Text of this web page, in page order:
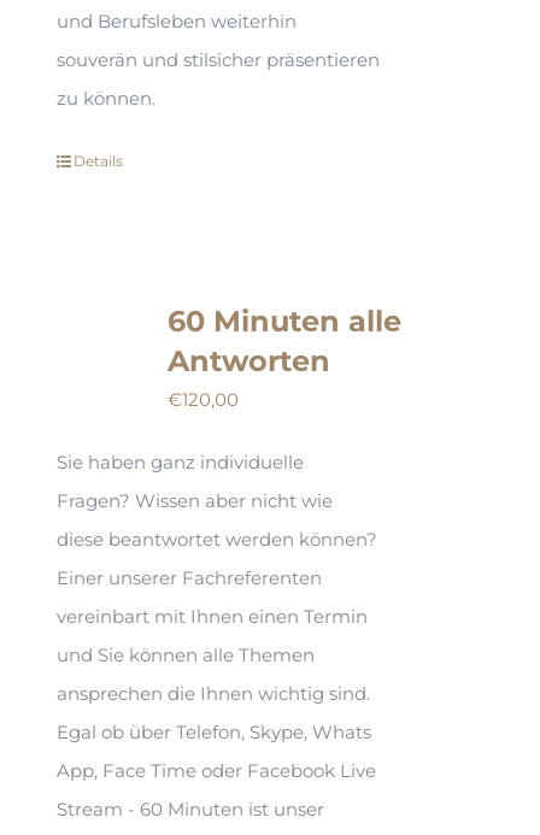
und Berufsleben weiterhin
souverän und stilsicher präsentieren
zu können.
Details
60 Minuten alle
Antworten
€120,00
Sie haben ganz individuelle
Fragen? Wissen aber nicht wie
diese beantwortet werden können?
Einer unserer Fachreferenten
vereinbart mit Ihnen einen Termin
und Sie können alle Themen
ansprechen die Ihnen wichtig sind.
Egal ob über Telefon, Skype, Whats
App, Face Time oder Facebook Live
Stream - 60 Minuten ist unser